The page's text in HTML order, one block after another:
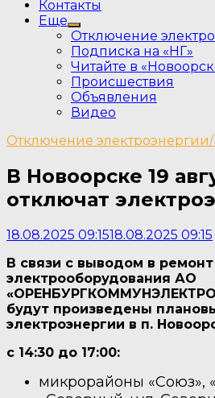
Контакты
Еще
Show
sub
menu
Отключение
Подписка на «НГ»
Читайте в
Происшествия
Объявления
Видео
Отключение
В Новоорске 19
отключат
18.08.2025 09:1518.08.2025 09:15
В связи с выводом в ремонт
электрооборудования АО
будут произведены
электроэнергии в п.
с 14:30 до 17:00:
микрорайоны «Союз»,